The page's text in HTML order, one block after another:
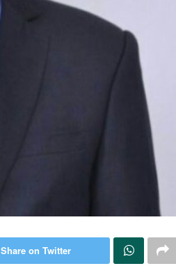
Share on Twitter